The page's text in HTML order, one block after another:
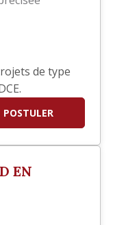
de type
POSTULER
EN